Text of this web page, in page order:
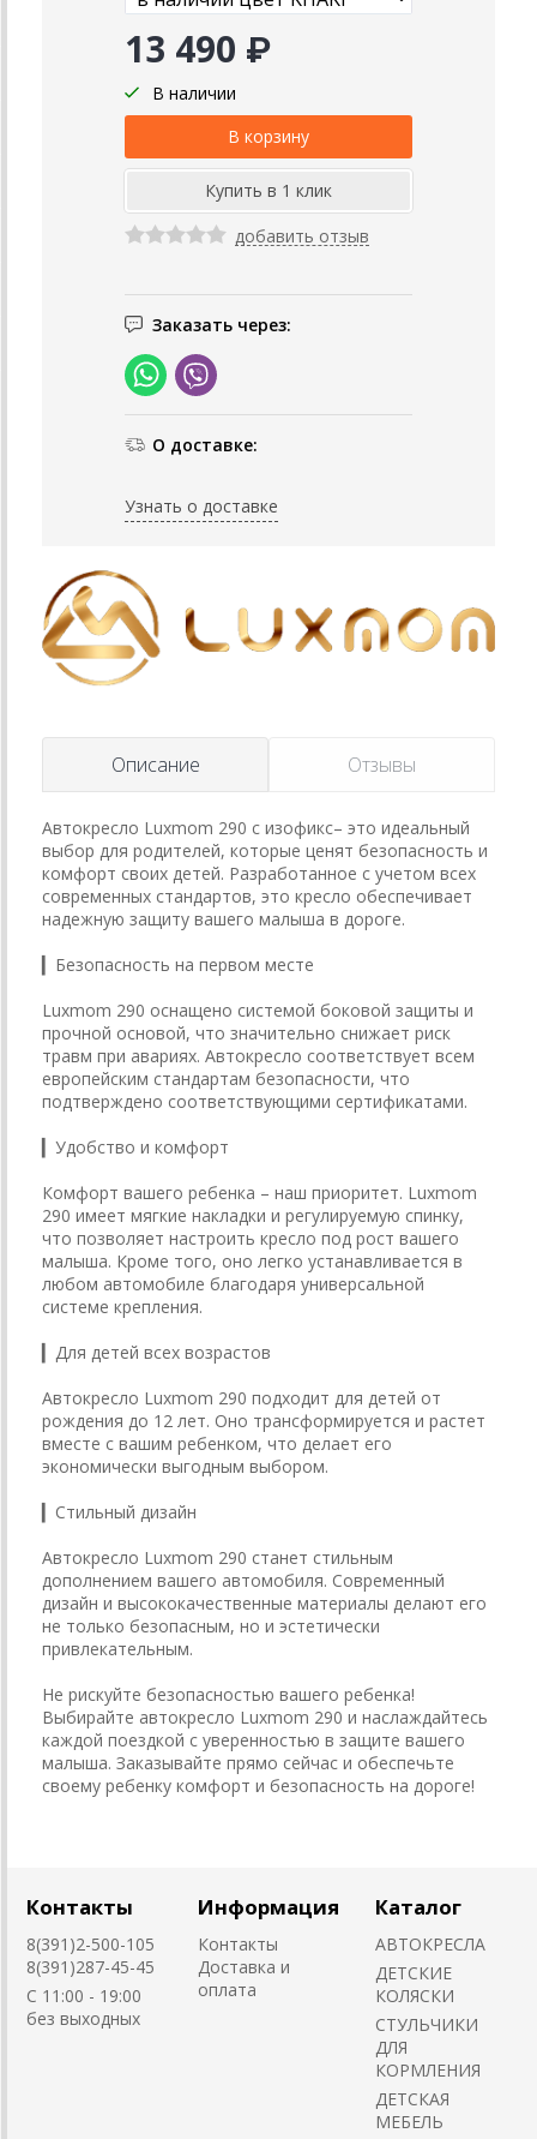
13 490 ₽
В наличии
добавить отзыв
Заказать через:
О доставке:
Узнать о доставке
Описание Отзывы
Автокресло Luxmom 290 с изофикс– это идеальный
выбор для родителей, которые ценят безопасность и
комфорт своих детей. Разработанное с учетом всех
современных стандартов, это кресло обеспечивает
надежную защиту вашего малыша в дороге.
▎Безопасность на первом месте
Luxmom 290 оснащено системой боковой защиты и
прочной основой, что значительно снижает риск
травм при авариях. Автокресло соответствует всем
европейским стандартам безопасности, что
подтверждено соответствующими сертификатами.
▎Удобство и комфорт
Комфорт вашего ребенка – наш приоритет. Luxmom
290 имеет мягкие накладки и регулируемую спинку,
что позволяет настроить кресло под рост вашего
малыша. Кроме того, оно легко устанавливается в
любом автомобиле благодаря универсальной
системе крепления.
▎Для детей всех возрастов
Автокресло Luxmom 290 подходит для детей от
рождения до 12 лет. Оно трансформируется и растет
вместе с вашим ребенком, что делает его
экономически выгодным выбором.
▎Стильный дизайн
Автокресло Luxmom 290 станет стильным
дополнением вашего автомобиля. Современный
дизайн и высококачественные материалы делают его
не только безопасным, но и эстетически
привлекательным.
Не рискуйте безопасностью вашего ребенка!
Выбирайте автокресло Luxmom 290 и наслаждайтесь
каждой поездкой с уверенностью в защите вашего
малыша. Заказывайте прямо сейчас и обеспечьте
своему ребенку комфорт и безопасность на дороге!
Контакты
8(391)2-500-105
8(391)287-45-45
C 11:00 - 19:00
без выходных
Информация
Контакты
Доставка и
оплата
Каталог
АВТОКРЕСЛА
ДЕТСКИЕ
КОЛЯСКИ
CТУЛЬЧИКИ
ДЛЯ
КОРМЛЕНИЯ
ДЕТСКАЯ
МЕБЕЛЬ